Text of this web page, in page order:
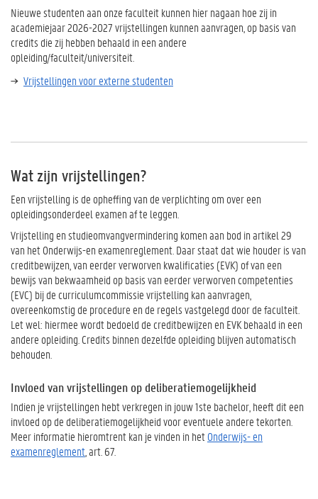
Nieuwe studenten aan onze faculteit kunnen hier nagaan hoe zij in
academiejaar 2026-2027 vrijstellingen kunnen aanvragen, op basis van
credits die zij hebben behaald in een andere
opleiding/faculteit/universiteit.
Vrijstellingen voor externe studenten
Wat zijn vrijstellingen?
Een vrijstelling is de opheffing van de verplichting om over een
opleidingsonderdeel examen af te leggen.
Vrijstelling en studieomvangvermindering komen aan bod in artikel 29
van het Onderwijs-en examenreglement. Daar staat dat wie houder is van
creditbewijzen, van eerder verworven kwalificaties (EVK) of van een
bewijs van bekwaamheid op basis van eerder verworven competenties
(EVC) bij de curriculumcommissie vrijstelling kan aanvragen,
overeenkomstig de procedure en de regels vastgelegd door de faculteit.
Let wel: hiermee wordt bedoeld de creditbewijzen en EVK behaald in een
andere opleiding. Credits binnen dezelfde opleiding blijven automatisch
behouden.
Invloed van vrijstellingen op deliberatiemogelijkheid
Indien je vrijstellingen hebt verkregen in jouw 1ste bachelor, heeft dit een
invloed op de deliberatiemogelijkheid voor eventuele andere tekorten.
Meer informatie hieromtrent kan je vinden in hetOnderwijs- en
examenreglement , art. 67.